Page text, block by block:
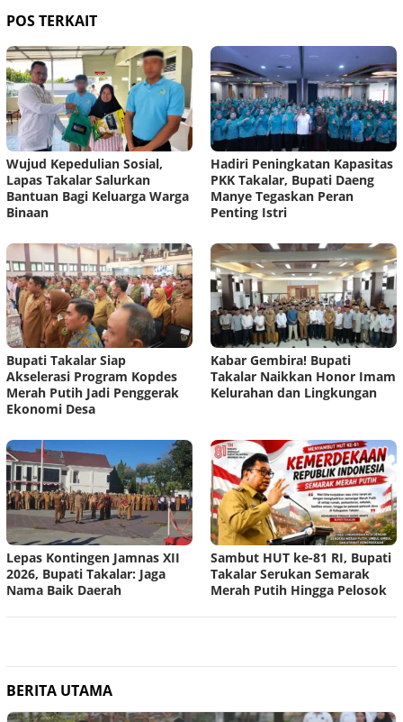
POS TERKAIT
Wujud Kepedulian Sosial,
Lapas Takalar Salurkan
Bantuan Bagi Keluarga Warga
Binaan
Hadiri Peningkatan Kapasitas
PKK Takalar, Bupati Daeng
Manye Tegaskan Peran
Penting Istri
Bupati Takalar Siap
Akselerasi Program Kopdes
Merah Putih Jadi Penggerak
Ekonomi Desa
Kabar Gembira! Bupati
Takalar Naikkan Honor Imam
Kelurahan dan Lingkungan
Lepas Kontingen Jamnas XII
2026, Bupati Takalar: Jaga
Nama Baik Daerah
Sambut HUT ke-81 RI, Bupati
Takalar Serukan Semarak
Merah Putih Hingga Pelosok
BERITA UTAMA